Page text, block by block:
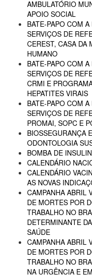
AMBULATÓRIO
APOIO SOCIAL
BATE-PAPO COM
SERVIÇOS DE
CEREST, CASA DA
HUMANO
BATE-PAPO COM
SERVIÇOS DE
CRMI E
HEPATITES VIRAIS
BATE-PAPO COM
SERVIÇOS DE
PROMAI, SOPC E
BIOSSEGURANÇA
ODONTOLOGIA
BOMBA DE
CALENDÁRIO
CALENDÁRIO
AS NOVAS
CAMPANHA ABRIL
DE MORTES POR
TRABALHO NO
DETERMINANTE
SAÚDE
CAMPANHA ABRIL
DE MORTES POR
TRABALHO NO
NA URGÊNCIA E